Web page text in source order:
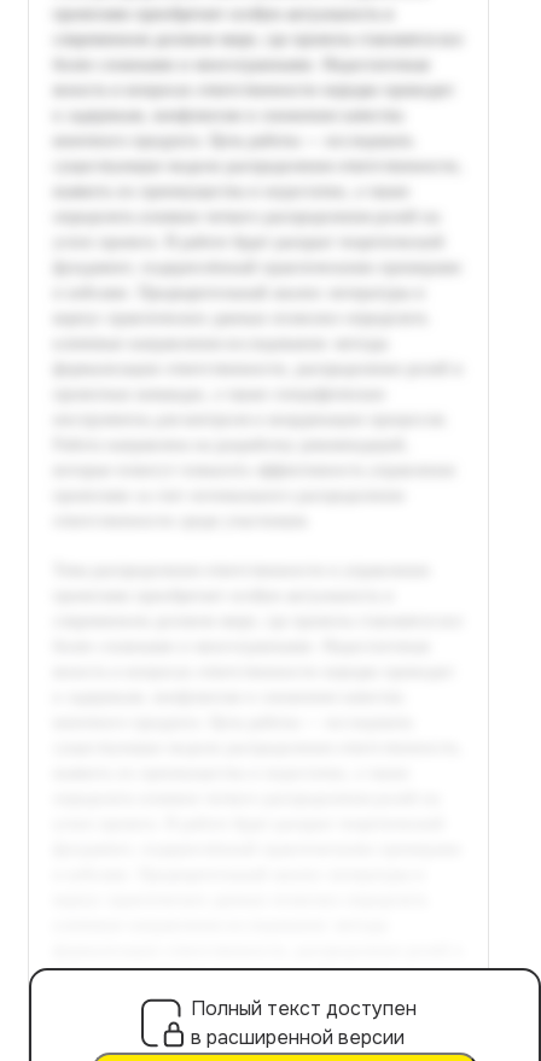
Полный текст доступен
в расширенной версии